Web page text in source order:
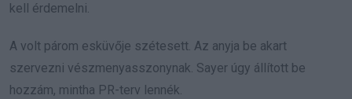
kell érdemelni.
A volt párom esküvője szétesett. Az anyja be akart
szervezni vészmenyasszonynak. Sayer úgy állított be
hozzám, mintha PR-terv lennék.